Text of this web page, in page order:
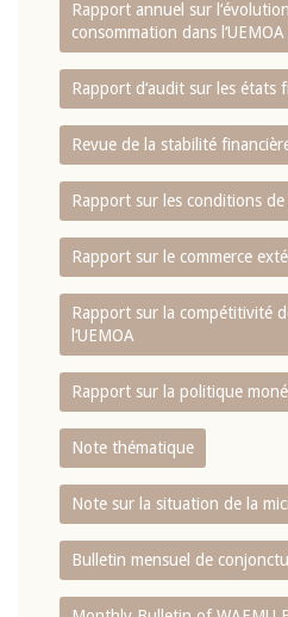
Rapport annuel sur
consommation dans
Rapport d‘audit sur les états
Revue de la stabilité
Rapport sur les conditions de
Rapport sur le commerce
Rapport sur la compétitivité
l‘UEMOA
Rapport sur la politique
Note thématique
Note sur la situation de la
Bulletin mensuel de